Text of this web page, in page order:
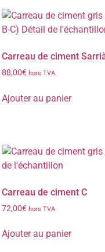
Carreau de ciment
88,00€ hors TVA
Ajouter au panier
Carreau de ciment C
72,00€ hors TVA
Ajouter au panier